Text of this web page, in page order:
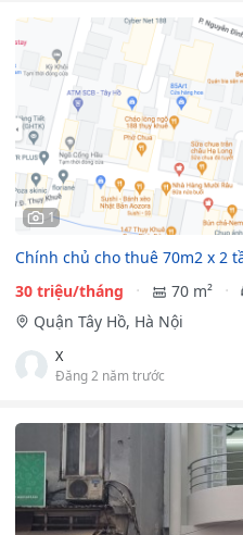
1
Chính chủ cho thuê 70m2 x 2
30 triệu/tháng
70 m²
Quận Tây Hồ, Hà Nội
X
Đăng 2 năm trước